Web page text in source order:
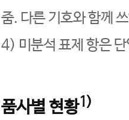
줌. 다른 기호와 함께
4) 미분석 표제 항은
품사별 현황1)